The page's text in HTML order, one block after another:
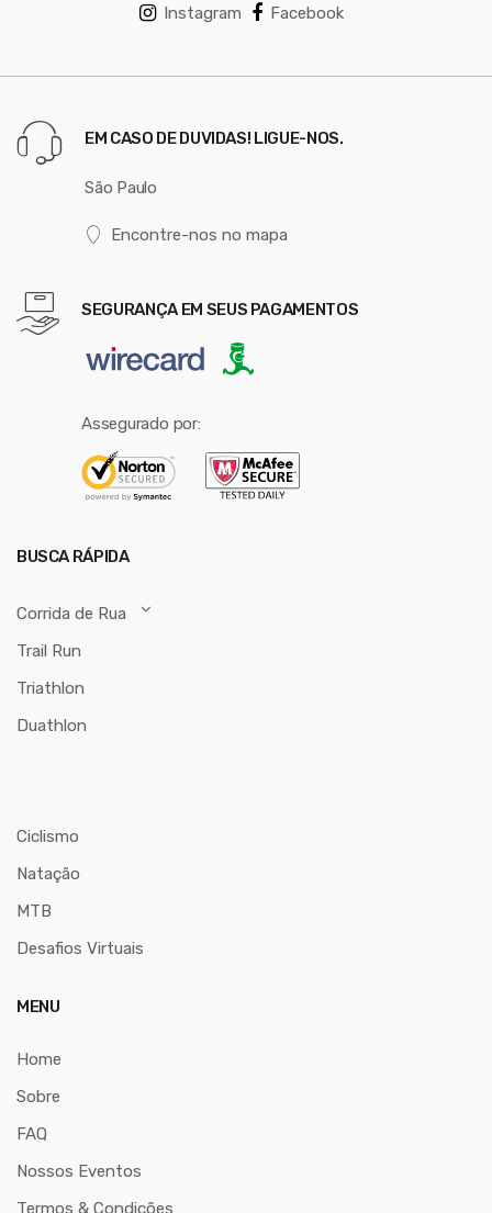
Instagram Facebook
EM CASO DE DUVIDAS! LIGUE-NOS.
São Paulo
Encontre-nos no mapa
SEGURANÇA EM SEUS PAGAMENTOS
Assegurado por:
BUSCA RÁPIDA
Corrida de Rua
Trail Run
Triathlon
Duathlon
Ciclismo
Natação
MTB
Desafios Virtuais
MENU
Home
Sobre
FAQ
Nossos Eventos
Termos & Condições